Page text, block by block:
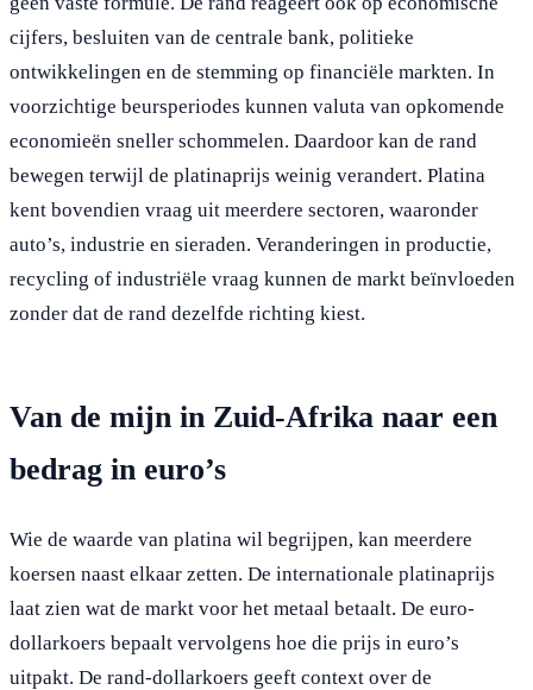
cijfers, besluiten van de centrale bank, politieke
ontwikkelingen en de stemming op financiële markten. In
voorzichtige beursperiodes kunnen valuta van opkomende
economieën sneller schommelen. Daardoor kan de rand
bewegen terwijl de platinaprijs weinig verandert. Platina
kent bovendien vraag uit meerdere sectoren, waaronder
auto’s, industrie en sieraden. Veranderingen in productie,
recycling of industriële vraag kunnen de markt beïnvloeden
zonder dat de rand dezelfde richting kiest.
Van de mijn in Zuid-Afrika naar een
bedrag in euro’s
Wie de waarde van platina wil begrijpen, kan meerdere
koersen naast elkaar zetten. De internationale platinaprijs
laat zien wat de markt voor het metaal betaalt. De euro-
dollarkoers bepaalt vervolgens hoe die prijs in euro’s
uitpakt. De rand-dollarkoers geeft context over de